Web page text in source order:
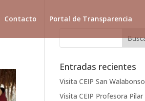
Contacto Portal de Transparencia
Entradas recientes
Visita CEIP San Walabonso
Visita CEIP Profesora Pilar